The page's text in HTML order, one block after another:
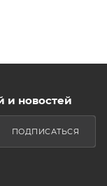
и новостей
ПОДПИСАТЬСЯ